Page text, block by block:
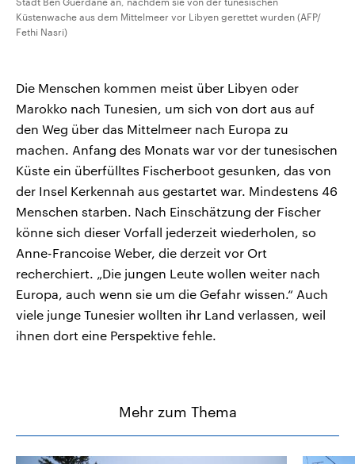
Küstenwache aus dem Mittelmeer vor Libyen gerettet wurden (AFP/
Fethi Nasri)
Die Menschen kommen meist über Libyen oder
Marokko nach Tunesien, um sich von dort aus auf
den Weg über das Mittelmeer nach Europa zu
machen. Anfang des Monats war vor der tunesischen
Küste ein überfülltes Fischerboot gesunken, das von
der Insel Kerkennah aus gestartet war. Mindestens 46
Menschen starben. Nach Einschätzung der Fischer
könne sich dieser Vorfall jederzeit wiederholen, so
Anne-Francoise Weber, die derzeit vor Ort
recherchiert. „Die jungen Leute wollen weiter nach
Europa, auch wenn sie um die Gefahr wissen.“ Auch
viele junge Tunesier wollten ihr Land verlassen, weil
ihnen dort eine Perspektive fehle.
Mehr zum Thema